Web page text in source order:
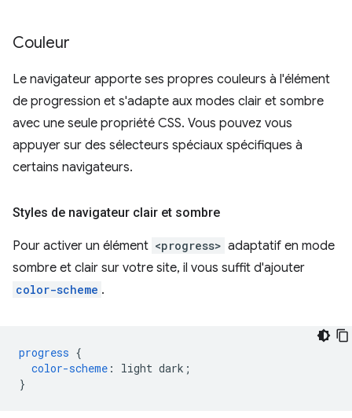
Couleur
Le navigateur apporte ses propres couleurs à l'élément
de progression et s'adapte aux modes clair et sombre
avec une seule propriété CSS. Vous pouvez vous
appuyer sur des sélecteurs spéciaux spécifiques à
certains navigateurs.
Styles de navigateur clair et sombre
Pour activer un élément <progress> adaptatif en mode
sombre et clair sur votre site, il vous suffit d'ajouter
color-scheme .
progress {
color-scheme : light dark ;
}